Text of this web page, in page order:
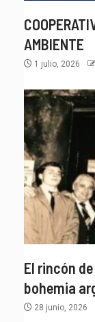
AMBIENTE
1 julio, 2026
El rincón
bohemia
28 junio, 2026